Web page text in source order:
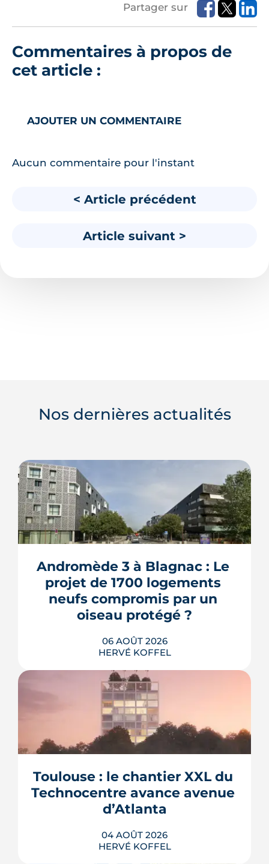
Partager sur
Commentaires à propos de
cet article :
AJOUTER UN COMMENTAIRE
Aucun commentaire pour l'instant
< Article précédent
Article suivant >
Nos dernières actualités
Andromède 3 à Blagnac : Le
projet de 1700 logements
neufs compromis par un
oiseau protégé ?
06 AOÛT 2026
HERVÉ KOFFEL
La troisième et dernière phase de
l'écoquartier Andromède doit livrer
près de 1 700 logements à partir de
protégé, la cisticole des joncs, contraint
fortement le plan d'aménagement et
repousse un calendrier déjà tendu.
LIRE L'ARTICLE
Toulouse : le chantier XXL du
Technocentre avance avenue
d’Atlanta
04 AOÛT 2026
HERVÉ KOFFEL